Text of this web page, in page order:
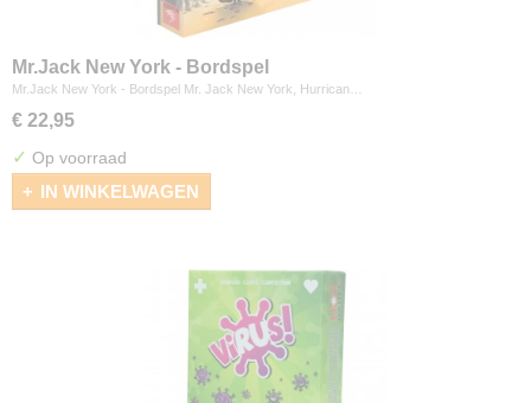
Mr.Jack New York - Bordspel
Mr.Jack New York - Bordspel Mr. Jack New York, Hurrican…
€ 22,95
✓ Op voorraad
IN WINKELWAGEN